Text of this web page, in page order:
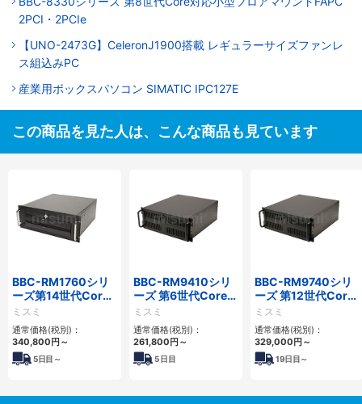
2PCI・2PCIe
【UNO-2473G】CeleronJ1900搭載 レギュラーサイズファンレ
ス組込みPC
産業用ボックスパソコン SIMATIC IPC127E
この商品を見た人は、こんな商品も見ています
BBC-RM1760シリ
ーズ第14世代Core
対応ラックマウント
3PCIe
ミスミ
通常価格(税別)：
340,800円～
5日目～
BBC-RM9410シリ
ーズ 第6世代Core対
応ラックマウント
FAPC 3PCI・3PCIe
ミスミ
通常価格(税別)：
261,800円～
5日目
BBC-RM9740シリ
ーズ 第12世代Core
対応ラックマウント
FAPC4PCI・3PCIe
ミスミ
通常価格(税別)：
329,000円～
19日目～